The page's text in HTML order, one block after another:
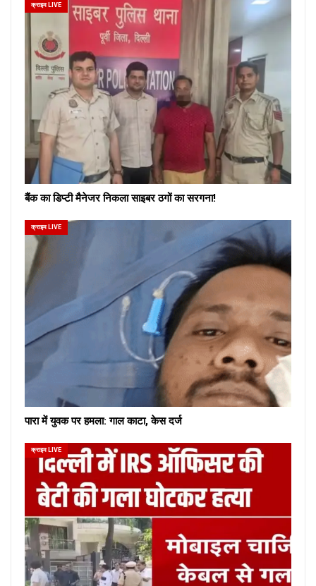
क्राइम LIVE
बैंक का डिप्टी मैनेजर निकला साइबर ठगों का सरगना!
क्राइम LIVE
पारा में युवक पर हमला: गाल काटा, केस दर्ज
क्राइम LIVE